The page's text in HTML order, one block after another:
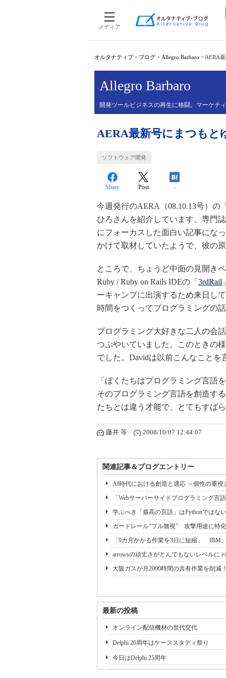
メディア
オルタナティブ・ブログ > Allegro Barbaro > AERA
Allegro Barbaro
開発ツールビジネスの再生に格闘。マーケテ
AERA最新号にまつもと
ソフトウェア開発
Share Post -
今週発行のAERA（08.10.13号）の
ひろさんを紹介しています。専門
にフォーカスした面白い記事にな
かけて取材していたようで、彼の
ところで、ちょうど中面の見開き
Ruby / Ruby on Rails IDEの「 3rdRail
ーキャンプに出演するため来日し
時間をつくってプログラミングの
プログラミング大好きな二人の会
つぶやいていました。このときの
でした。Davidは以前こんなことを
「ぼくたちはプログラミング言語
そのプログラミング言語を創造す
たちとは違う才能で、とてもすば
藤井 等 2008/10/07 12:44:07
関連記事＆ブログエントリー
AI時代における創造と適応 ～個性の重視
「Webサーバーサイドプログラミング言
学ぶべき「最高の言語」はPythonでは
ガードレール“フル無視” 攻撃用途に特
「9カ月かかる作業を3日に短縮」 IBM
arrowsの頑丈さがとんでもないレベルに
大阪ガスが月2000時間の共有作業を削
最新の投稿
オンライン配信機材の世代交代
Delphi 26周年はケーススタディ祭り
今日はDelphi 25周年